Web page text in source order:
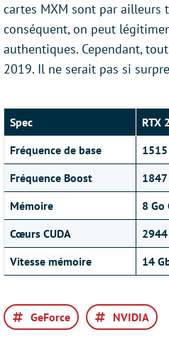
cartes MXM sont par ailleurs
conséquent, on peut
authentiques. Cependant,
2019. Il ne serait pas si
Spec RTX
Fréquence de base
Fréquence Boost
Mémoire
8 Go
Cœurs CUDA
2944
Vitesse mémoire
14
GeForce NVIDIA